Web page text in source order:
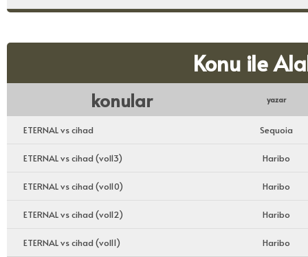
Konu ile
konular yazar
ETERNAL vs cihad Sequoia
ETERNAL vs cihad (vol13) Haribo
ETERNAL vs cihad (vol10) Haribo
ETERNAL vs cihad (vol12) Haribo
ETERNAL vs cihad (vol11) Haribo